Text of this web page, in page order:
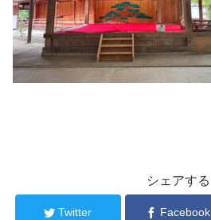
シェアする
Twitter Facebook